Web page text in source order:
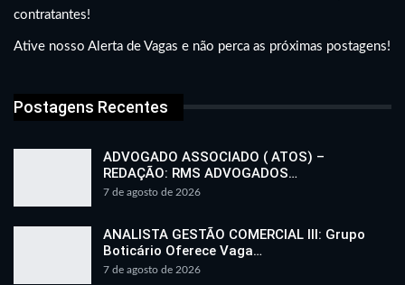
contratantes!
Ative nosso Alerta de Vagas e não perca as próximas postagens!
Postagens Recentes
ADVOGADO ASSOCIADO ( ATOS) –
REDAÇÃO: RMS ADVOGADOS…
7 de agosto de 2026
ANALISTA GESTÃO COMERCIAL III: Grupo
Boticário Oferece Vaga…
7 de agosto de 2026